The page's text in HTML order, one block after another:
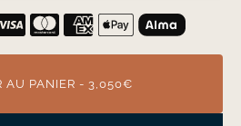
AU PANIER - 3,050€